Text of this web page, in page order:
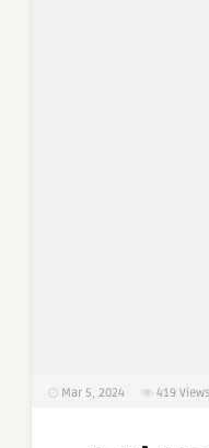
Mar 5, 2024 419 Views